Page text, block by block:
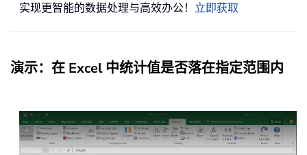
实现更智能的数据处理与高效办公！ 立即获取
演示：在 Excel 中统计值是否落在指定范围内